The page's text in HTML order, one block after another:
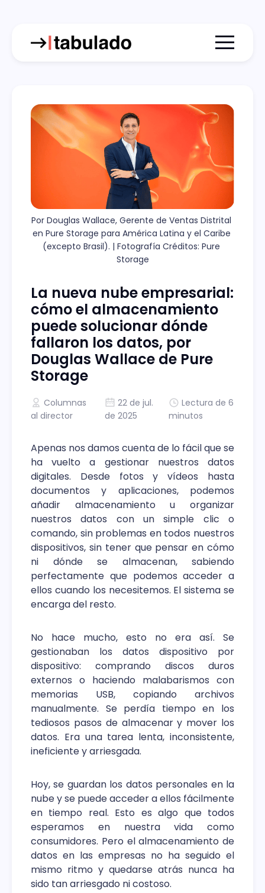
Menu
Por Douglas Wallace, Gerente de Ventas Distrital
en Pure Storage para América Latina y el Caribe
(excepto Brasil). | Fotografía Créditos: Pure
Storage
La nueva nube empresarial:
cómo el almacenamiento
puede solucionar dónde
fallaron los datos, por
Douglas Wallace de Pure
Storage
Columnas
al director
22 de jul.
de 2025
Lectura de 6
minutos
Apenas nos damos cuenta de lo fácil que se
ha vuelto a gestionar nuestros datos
digitales. Desde fotos y vídeos hasta
documentos y aplicaciones, podemos
añadir almacenamiento u organizar
nuestros datos con un simple clic o
comando, sin problemas en todos nuestros
dispositivos, sin tener que pensar en cómo
ni dónde se almacenan, sabiendo
perfectamente que podemos acceder a
ellos cuando los necesitemos. El sistema se
encarga del resto.
No hace mucho, esto no era así. Se
gestionaban los datos dispositivo por
dispositivo: comprando discos duros
externos o haciendo malabarismos con
memorias USB, copiando archivos
manualmente. Se perdía tiempo en los
tediosos pasos de almacenar y mover los
datos. Era una tarea lenta, inconsistente,
ineficiente y arriesgada.
Hoy, se guardan los datos personales en la
nube y se puede acceder a ellos fácilmente
en tiempo real. Esto es algo que todos
esperamos en nuestra vida como
consumidores. Pero el almacenamiento de
datos en las empresas no ha seguido el
mismo ritmo y quedarse atrás nunca ha
sido tan arriesgado ni costoso.